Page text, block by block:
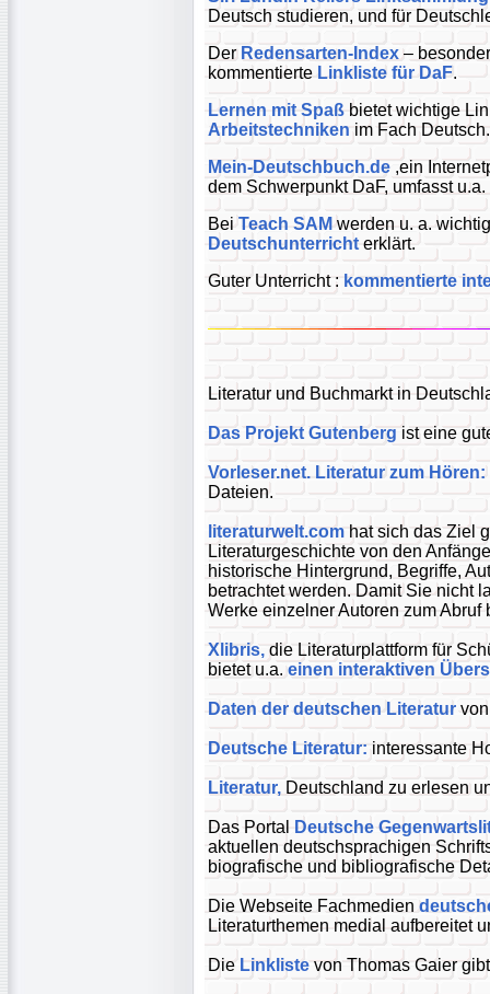
Deutsch studieren, und für
Der Redensarten-Index –
kommentierte Linkliste für DaF.
Lernen mit Spaß bietet wichtige
Arbeitstechniken im Fach Deutsch.
Mein-Deutschbuch.de ,ein
dem Schwerpunkt DaF, umfasst
Bei Teach SAM werden u. a.
Deutschunterricht erklärt.
Guter Unterricht : kommentierte
Literatur und Buchmarkt in
Das Projekt Gutenberg ist eine
Vorleser.net. Literatur zum Hören:
Dateien.
literaturwelt.com hat sich das Ziel
Literaturgeschichte von den
historische Hintergrund, Begriffe,
betrachtet werden. Damit Sie nicht
Werke einzelner Autoren zum Abruf
Xlibris, die Literaturplattform für
bietet u.a. einen interaktiven
Daten der deutschen Literatur
Deutsche Literatur: interessante
Literatur, Deutschland zu erlesen
Das Portal
Deutsche
aktuellen deutschsprachigen
biografische und bibliografische
Die Webseite Fachmedien
Literaturthemen medial aufbereitet
Die Linkliste von Thomas Gaier